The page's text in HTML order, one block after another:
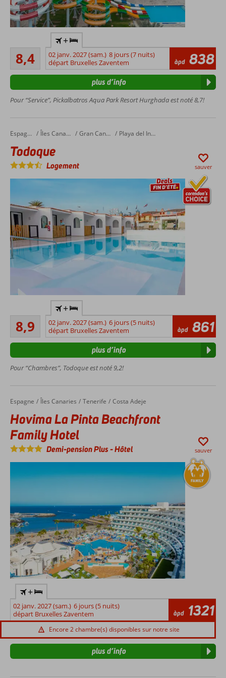
seulement
500
mètres de
plage
service
de
gratuite
depuis
l'hôtel
et vers
restaurants
à la carte
8,4
Très bon
58
commentaires
+
02 janv. 2027 (sam.) 8 jours (7 nuits)
départ Bruxelles Zaventem
àpd 838
Pour “Service”, Pickalbatros Aqua Park Resort Hurghada est noté 8,7!
plus d’info
Accueil Espagne Îles Canaries Gran Canaria Playa del Ingles
Todoque
Todoque
Logement sauver
Hébergement
réservé aux
adultes; l'âge
minimum est
de 18 ans
Playa
del
Complexe
à petite
échelle
Centre
commercial
de la rue
chauffée
en hiver
8,9
Recommandé
160
commentaires
+
02 janv. 2027 (sam.) 6 jours (5 nuits)
départ Bruxelles Zaventem
àpd 861
Pour “Chambres”, Todoque est noté 9,2!
plus d’info
Accueil
Espagne Îles Canaries Tenerife Costa Adeje
Hovima La Pinta Beachfront Family Hotel
Hovima La Pinta Beachfront
Family Hotel
Demi-pension Plus-Hôtel sauver
+
02 janv. 2027 (sam.) 6 jours (5 nuits)
départ Bruxelles Zaventem
àpd 1321
Encore 2 chambre(s) disponibles sur notre site
plus d’info